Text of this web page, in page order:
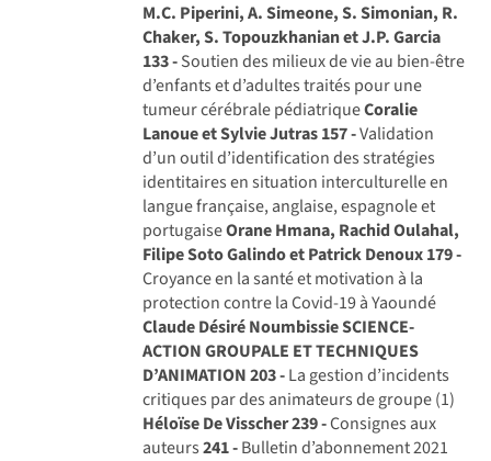
M.C. Piperini, A. Simeone, S. Simonian, R.
Chaker, S. Topouzkhanian et J.P. Garcia
133 -Soutien des milieux de vie au bien-être
d’enfants et d’adultes traités pour une
tumeur cérébrale pédiatriqueCoralie
Lanoue et Sylvie Jutras157 -Validation
d’un outil d’identification des stratégies
identitaires en situation interculturelle en
langue française, anglaise, espagnole et
portugaiseOrane Hmana, Rachid Oulahal,
Filipe Soto Galindo et Patrick Denoux179 -
Croyance en la santé et motivation à la
protection contre la Covid-19 à Yaoundé
Claude Désiré NoumbissieSCIENCE-
ACTION GROUPALE ET TECHNIQUES
D’ANIMATION203 -La gestion d’incidents
critiques par des animateurs de groupe (1)
Héloïse De Visscher239 -Consignes aux
auteurs241 -Bulletin d’abonnement 2021